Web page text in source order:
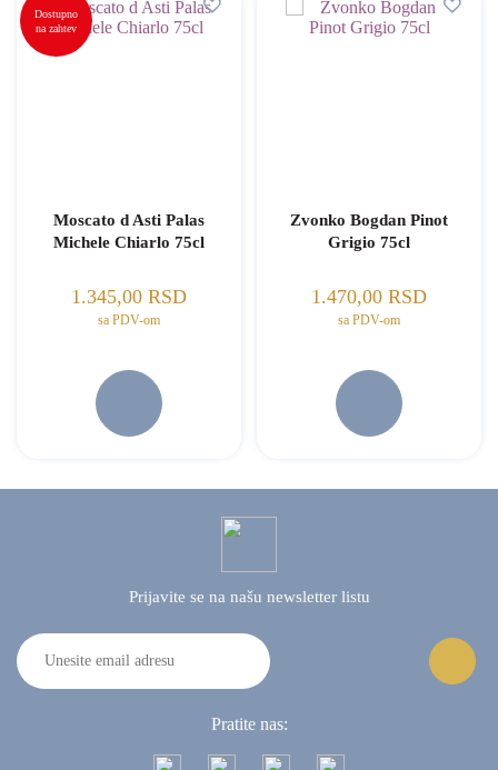
Dostupno
na zahtev
Moscato d Asti Palas
Michele Chiarlo 75cl
1.345,00 RSD
sa PDV-om
Zvonko Bogdan Pinot
Grigio 75cl
1.470,00 RSD
sa PDV-om
Prijavite se na našu newsletter listu
Pratite nas: